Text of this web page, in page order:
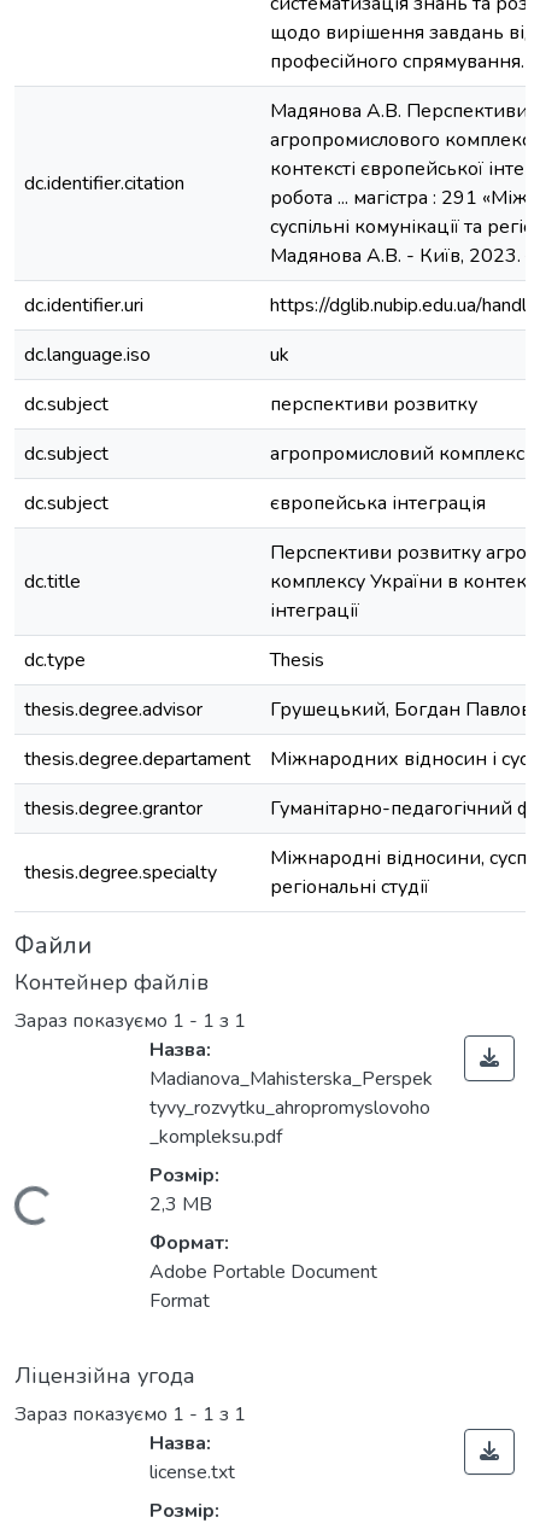
щодо вирішення завдань
професійного спрямування.
dc.identifier.citation
Мадянова А.В. Перспективи
агропромислового
контексті європейської
робота ... магістра : 291
суспільні комунікації та
Мадянова А.В. - Київ, 2023. –
dc.identifier.uri
https://dglib.nubip.edu.ua/
dc.language.iso
uk
dc.subject
перспективи розвитку
dc.subject
агропромисловий комплекс
dc.subject
європейська інтеграція
dc.title
Перспективи розвитку
комплексу України в
інтеграції
dc.type
Thesis
thesis.degree.advisor
Грушецький, Богдан
thesis.degree.departament
Міжнародних відносин і
thesis.degree.grantor
Гуманітарно-педагогічний
thesis.degree.specialty
Міжнародні відносини,
регіональні студії
Файли
Контейнер файлів
Зараз показуємо 1 - 1 з 1
Вантажиться...
Назва:
Madianova_Mahisterska_Perspek
tyvy_rozvytku_ahropromyslovoho
_kompleksu.pdf
Розмір:
2,3 MB
Формат:
Adobe Portable Document
Format
Ліцензійна угода
Зараз показуємо 1 - 1 з 1
Назва:
license.txt
Розмір: